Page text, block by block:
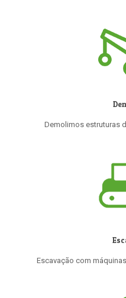
Demolimos estruturas
Escavação com